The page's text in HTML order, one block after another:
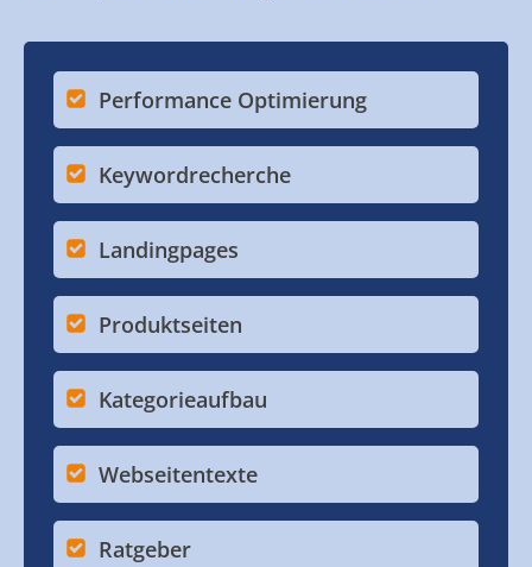
Performance Optimierung
Keywordrecherche
Landingpages
Produktseiten
Kategorieaufbau
Webseitentexte
Ratgeber